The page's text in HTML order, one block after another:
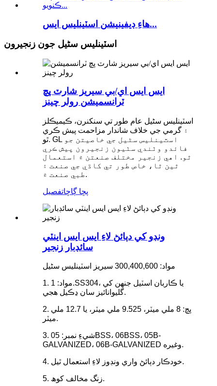
هاءِ ڊيفينيشن اسٽينلیس ايس...
اسٽينلیس سٹیل جون زنجيرون
ايس ايس اي/بي سيريز شارٽ پچ
ٽرانسميشن رولر چينز
اسٽينلیس سٹیل عام طور تي سنکنرن، ڪيميڪلز
۽ گرمي جي خلاف شاندار مزاحمت پيش ڪري
ٿو. GL اسٽينلیس سٹیل جي خاصيتن جو
فائدو وٺندي سٺيون زنجيرون پيش ڪري
ٿو. اهي زنجير مختلف صنعتن ۾ استعمال
ٿين ٿا، خاص طور تي کاڌي جي صنعت ۽
طبي صنعت ۾.
پڇا ڳاڇاتفصيل
ونڊو کي دٻائڻ لاءِ ايس ايس اينٽي
سائڊبار زنجير
مواد: 300,400,600 سيريز اسٽينلیس سٹیل
1. مواد: 1.SS304، يا ڪاربان اسٽيل جنهن کي
گليوانائيز سان ڍڪيل هجي.
2. پچ: 8 ملي ميٽر، 9.525 ملي ميٽر، يا 12.7 ملي
ميٽر.
3. شيءِ نمبر: 05BSS، 06BSS، 05B-
GALVANIZED، 06B-GALVANIZED وغيره.
4. خودڪار دٻائڻ واري ونڊوز لاءِ استعمال ٿيل.
5. زنگ مخالف کوھ.